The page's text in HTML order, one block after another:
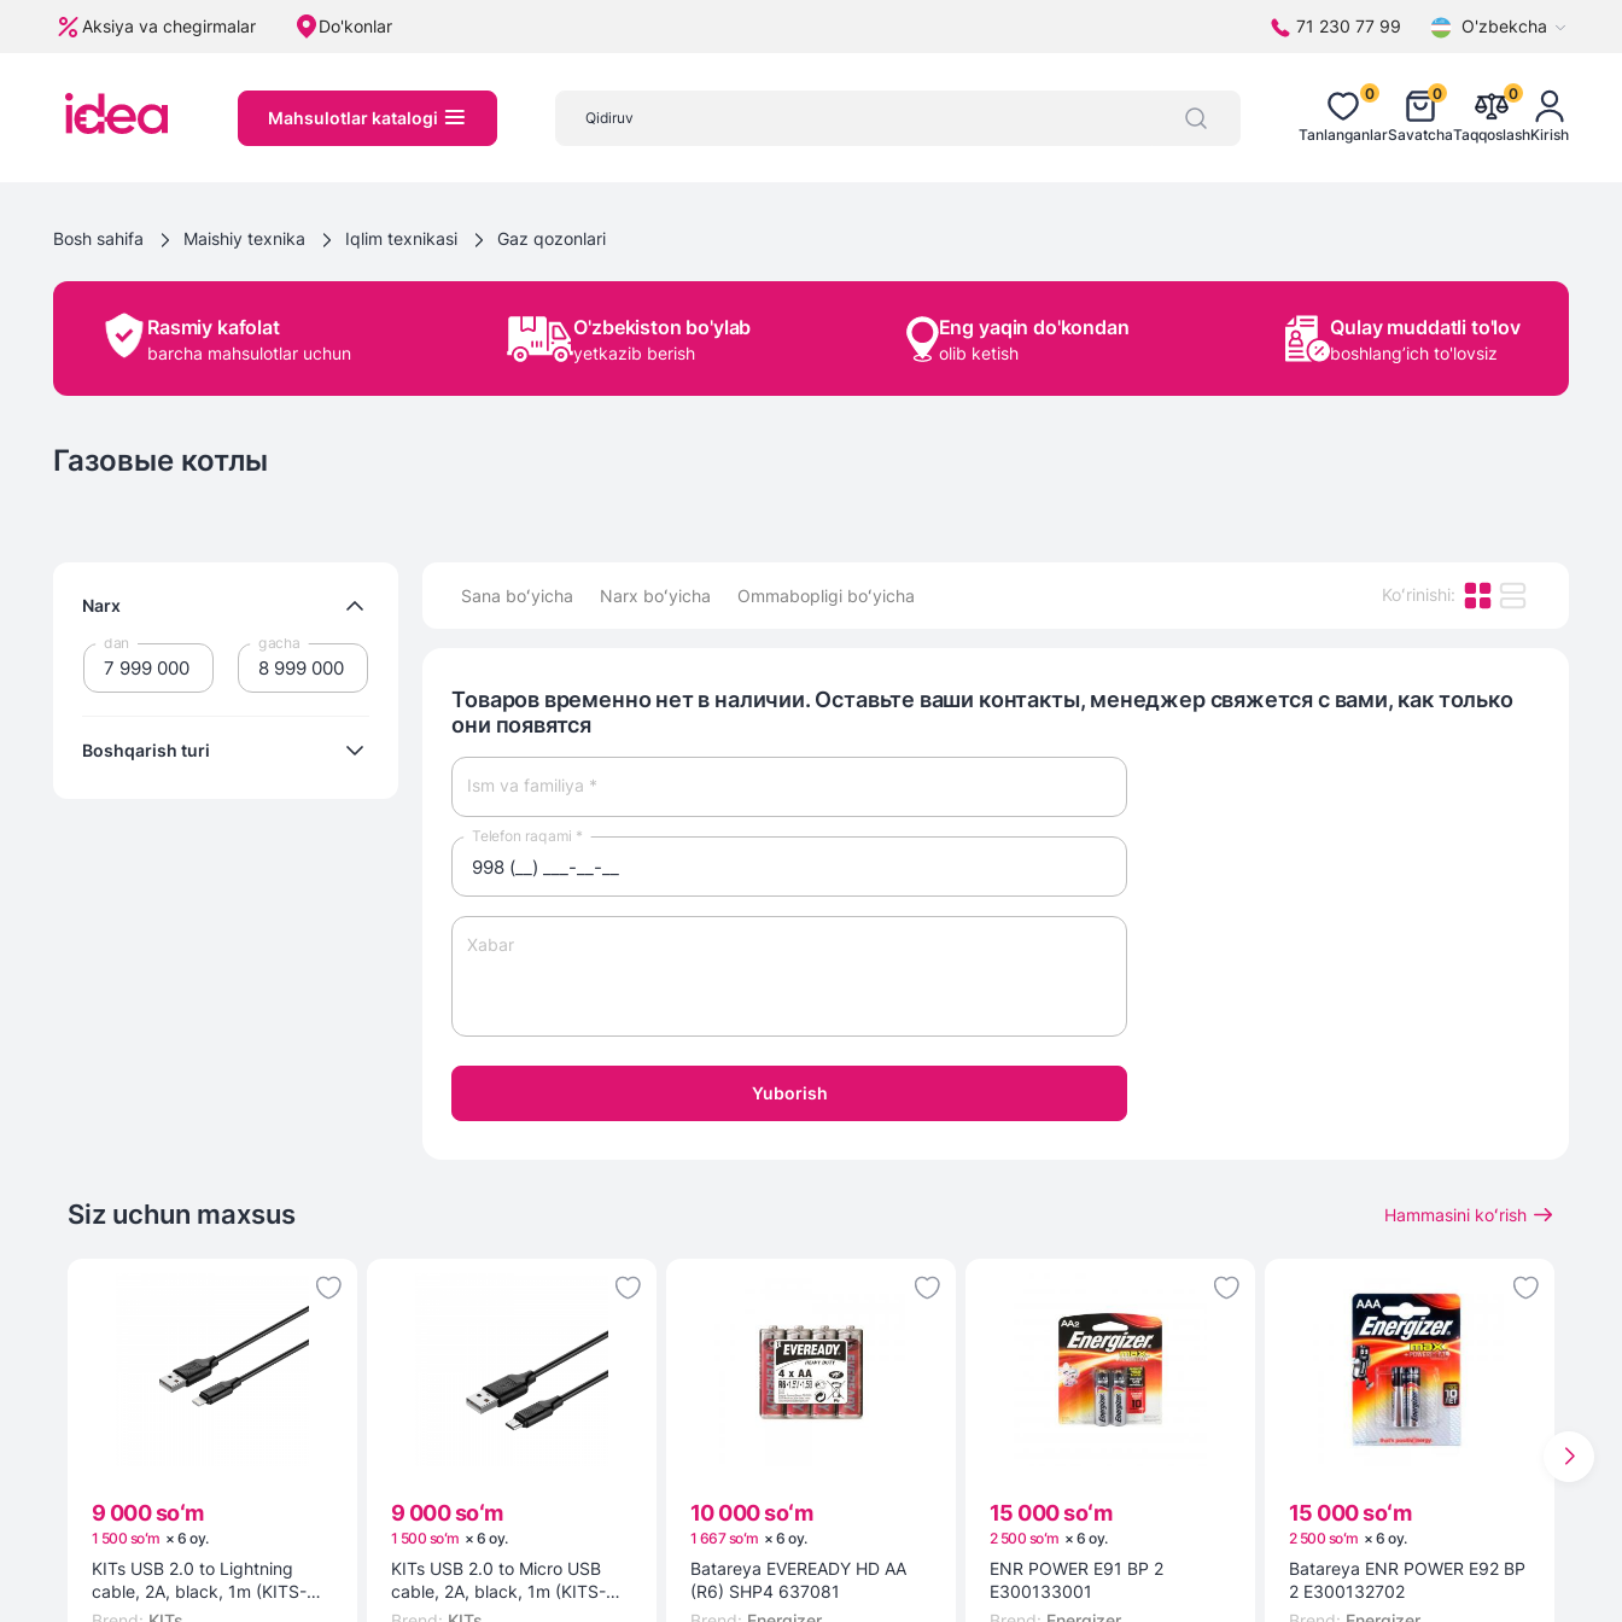
Aksiya va chegirmalar Do'konlar 71 230 77 99 O'zbekcha
Mahsulotlar katalogi
0
Tanlanganlar
0
Savatcha
0
TaqqoslashKirish
Bosh sahifa Maishiy texnika Iqlim texnikasi Gaz qozonlari
Rasmiy kafolat
barcha mahsulotlar uchun
O'zbekiston bo'ylab
yetkazib berish
Eng yaqin do'kondan
olib ketish
Qulay muddatli to'lov
boshlang’ich to'lovsiz
Газовые котлы
Narx
dan gacha
Boshqarish turi
Sana boʻyicha Narx boʻyicha Ommabopligi boʻyicha Koʻrinishi:
Товаров временно нет в наличии. Оставьте ваши контакты, менеджер свяжется с вами, как только
они появятся
Ism va familiya *
Telefon raqami *
Xabar
Yuborish
Siz uchun maxsus Hammasini koʻrish
9 000 soʻm
1 500 soʻm × 6 oy.
KITs USB 2.0 to Lightning
cable, 2A, black, 1m (KITS-W-
003) kabeli
9 000 soʻm
1 500 soʻm × 6 oy.
KITs USB 2.0 to Micro USB
cable, 2A, black, 1m (KITS-W-
002) kabeli
10 000 soʻm
1 667 soʻm × 6 oy.
Batareya EVEREADY HD AA
(R6) SHP4 637081
15 000 soʻm
2 500 soʻm × 6 oy.
ENR POWER E91 BP 2
E300133001
15 000 soʻm
2 500 soʻm × 6 oy.
Batareya ENR POWER E92 BP
2 E300132702